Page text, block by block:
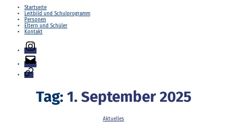
Startseite
Leitbild und Schulprogramm
Personen
Eltern und Schüler
Kontakt
Instagram
E-
Mail
Login
Tag: 1. September 2025
Kategorien
Aktuelles